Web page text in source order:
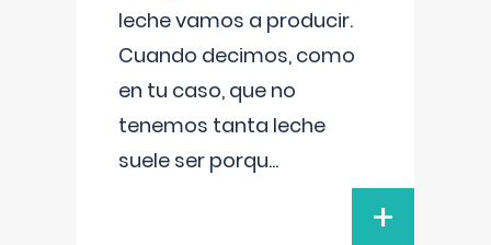
leche vamos a producir.
Cuando decimos, como
en tu caso, que no
tenemos tanta leche
suele ser porqu...
+